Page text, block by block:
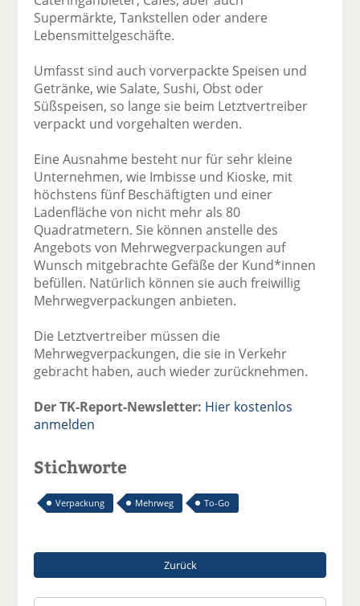
Supermärkte, Tankstellen oder andere
Lebensmittelgeschäfte.
Umfasst sind auch vorverpackte Speisen und
Getränke, wie Salate, Sushi, Obst oder
Süßspeisen, so lange sie beim Letztvertreiber
verpackt und vorgehalten werden.
Eine Ausnahme besteht nur für sehr kleine
Unternehmen, wie Imbisse und Kioske, mit
höchstens fünf Beschäftigten und einer
Ladenfläche von nicht mehr als 80
Quadratmetern. Sie können anstelle des
Angebots von Mehrwegverpackungen auf
Wunsch mitgebrachte Gefäße der Kund*innen
befüllen. Natürlich können sie auch freiwillig
Mehrwegverpackungen anbieten.
Die Letztvertreiber müssen die
Mehrwegverpackungen, die sie in Verkehr
gebracht haben, auch wieder zurücknehmen.
Der TK-Report-Newsletter: Hier kostenlos
anmelden
Stichworte
Verpackung Mehrweg To-Go
Zurück